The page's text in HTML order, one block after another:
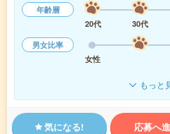
年齢層
20代
30代
男女比率
女性
もっと
気になる! 応募へ